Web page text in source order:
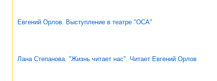
Евгений Орлов. Выступление в театре "ОСА"
Лана Степанова. "Жизнь читает нас". Читает Евгений Орлов